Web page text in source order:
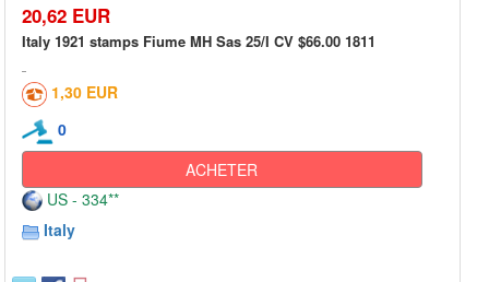
20,62 EUR
Italy 1921 stamps Fiume MH Sas 25/I CV $66.00 1811
1,30 EUR
0
ACHETER
US - 334**
Italy